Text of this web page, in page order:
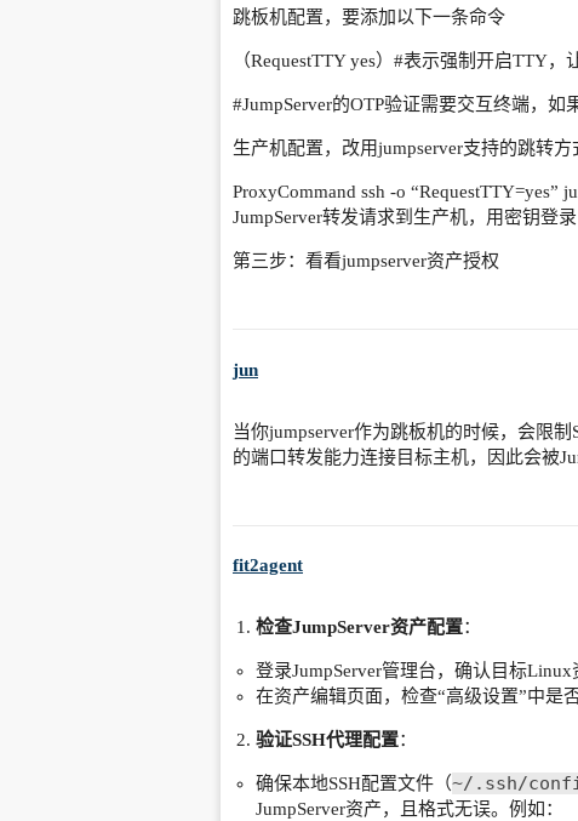
跳板机配置，要添加以下一条命令
（RequestTTY yes） #表示强制开启TTY，
#JumpServer的OTP验证需要交互终端，如
生产机配置，改用jumpserver支持的跳转方
ProxyCommand ssh -o “RequestTTY=yes”
JumpServer转发请求到生产机，用密钥登录
第三步：看看jumpserver资产授权
jun
当你jumpserver作为跳板机的时候，会限
的端口转发能力连接目标主机，因此会被
fit2agent
检查JumpServer资产配置：
登录JumpServer管理台，确认目标
在资产编辑页面，检查“高级设置”中是
验证SSH代理配置：
确保本地SSH配置文件（~/.ssh/
JumpServer资产，且格式无误。例如：